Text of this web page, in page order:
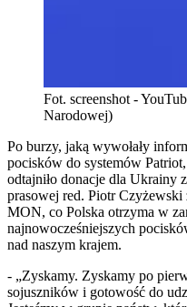
Fot. screenshot -
Narodowej)
Po burzy, jaką wywołały
pocisków do systemów
odtajniło donacje dla Ukrainy
prasowej red. Piotr Czyżewski
MON, co Polska otrzyma w
najnowocześniejszych
nad naszym krajem.
- „Zyskamy. Zyskamy po
sojuszników i gotowość do